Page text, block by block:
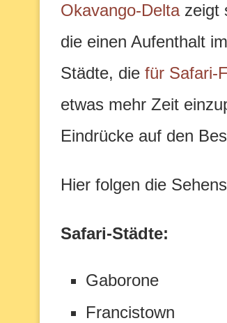
Okavango-Deltazeigt
die einen Aufenthalt
Städte, die für Safari-
etwas mehr Zeit
Eindrücke auf den
Hier folgen die
Safari-Städte:
Gaborone
Francistown